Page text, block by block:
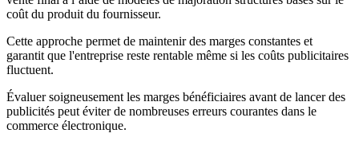
coût du produit du fournisseur.
Cette approche permet de maintenir des marges constantes et
garantit que l'entreprise reste rentable même si les coûts publicitaires
fluctuent.
Évaluer soigneusement les marges bénéficiaires avant de lancer des
publicités peut éviter de nombreuses erreurs courantes dans le
commerce électronique.